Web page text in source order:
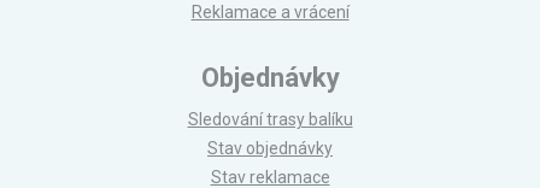
Reklamace a vrácení
Objednávky
Sledování trasy balíku
Stav objednávky
Stav reklamace